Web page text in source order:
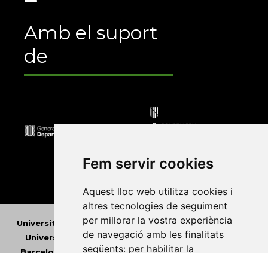
Fem servir cookies
Aquest lloc web utilitza cookies i
altres tecnologies de seguiment
per millorar la vostra experiència
de navegació amb les finalitats
següents: per habilitar la
Amb el suport
de
Universitat Abat Oliba CEU • Universitat d'Alacant
Universitat d'Andorra•Universitat Autònoma de